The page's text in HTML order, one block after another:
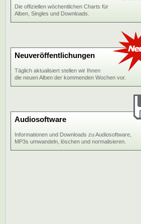
Die offiziellen wöchentlichen Charts für
Alben, Singles und Downloads.
Neuveröffentlichungen
Täglich aktualisiert stellen wir Ihnen
die neuen Alben der kommenden Wochen vor.
Audiosoftware
Informationen und Downloads zu Audiosoftware,
MP3s umwandeln, löschen und normalisieren.